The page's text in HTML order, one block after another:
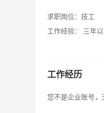
求职岗位： 技
工作经验：
三年
工作经历
您不是企业账号，